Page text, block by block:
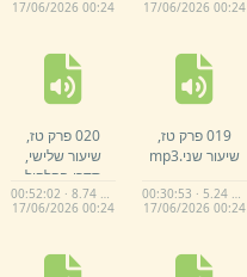
17/06/2026 00:24
פליטה ונחמתם17/06/2026 00:24
019 פרק טז,
שיעור שני.mp3
00:30:53 · 5.24 MB
17/06/2026 00:24
020 פרק טז,
שיעור שלישי,
סדרי הקלקול
והתיקון והקלקול
והתיקון.mp3
00:52:02 · 8.74 MB
17/06/2026 00:24